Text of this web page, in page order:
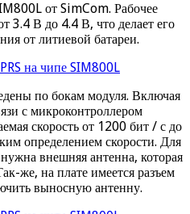
от SimCom. Рабочее
3.4 В до 4.4 В, что делает его
от литиевой батареи.
по бокам модуля. Включая
с микроконтроллером
скорость от 1200 бит / с до
определением скорости. Для
внешняя антенна, которая
же, на плате имеется разъем
выносную антенну.